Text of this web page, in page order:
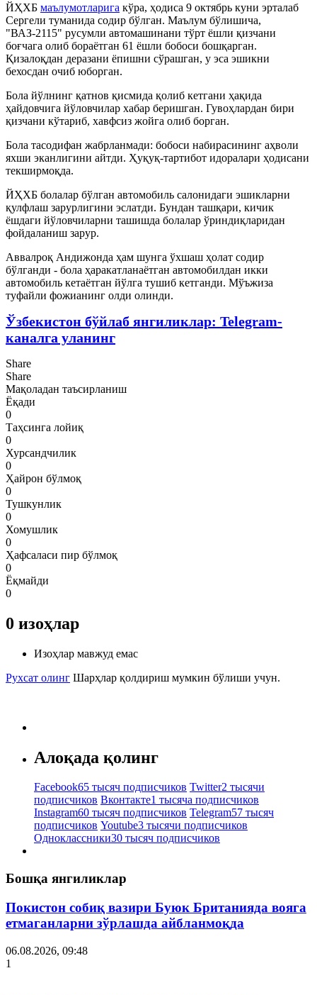
ЙҲХБ маълумотларига кўра, ҳодиса 9 октябрь куни эрталаб
Сергели туманида содир бўлган. Маълум бўлишича,
"ВАЗ-2115" русумли автомашинани тўрт ёшли қизчани
боғчага олиб бораётган 61 ёшли бобоси бошқарган.
Қизалоқдан деразани ёпишни сўрашган, у эса эшикни
бехосдан очиб юборган.
Бола йўлнинг қатнов қисмида қолиб кетгани ҳақида
ҳайдовчига йўловчилар хабар беришган. Гувоҳлардан бири
қизчани кўтариб, хавфсиз жойга олиб борган.
Бола тасодифан жабрланмади: бобоси набирасининг аҳволи
яхши эканлигини айтди. Ҳуқуқ-тартибот идоралари ҳодисани
текширмоқда.
ЙҲХБ болалар бўлган автомобиль салонидаги эшикларни
қулфлаш зарурлигини эслатди. Бундан ташқари, кичик
ёшдаги йўловчиларни ташишда болалар ўриндиқларидан
фойдаланиш зарур.
Аввалроқ Андижонда ҳам шунга ўхшаш ҳолат содир
бўлганди - бола ҳаракатланаётган автомобилдан икки
автомобиль кетаётган йўлга тушиб кетганди. Мўъжиза
туфайли фожианинг олди олинди.
Ўзбекистон бўйлаб янгиликлар: Telegram-
каналга уланинг
Share
Share
Мақоладан таъсирланиш
Ёқади
0
Таҳсинга лойиқ
0
Хурсандчилик
0
Ҳайрон бўлмоқ
0
Тушкунлик
0
Хомушлик
0
Ҳафсаласи пир бўлмоқ
0
Ёқмайди
0
0 изоҳлар
Изоҳлар мавжуд емас
Рухсат олинг Шарҳлар қолдириш мумкин бўлиши учун.
Алоқада қолинг
Facebook65 тысяч подписчиков Twitter2 тысячи
подписчиков Вконтакте1 тысяча подписчиков
Instagram60 тысяч подписчиков Telegram57 тысяч
подписчиков Youtube3 тысячи подписчиков
Одноклассники30 тысяч подписчиков
Бошқа янгиликлар
Покистон собиқ вазири Буюк Британияда вояга
етмаганларни зўрлашда айбланмоқда
06.08.2026, 09:48
1